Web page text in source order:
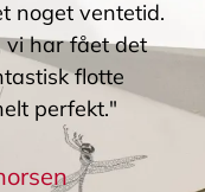
noget ventetid.
har fået det
flotte
perfekt."